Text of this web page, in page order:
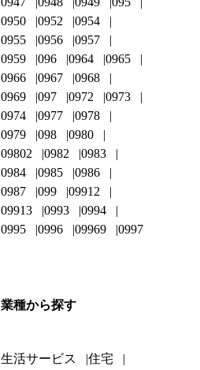
0950
0952
0954
0955
0956
0957
0959
096 0964
0965
0966
0967
0968
0969
097 0972
0973
0974
0977
0978
0979
098
0980
09802
0982
0983
0984
0985
0986
0987
099
09912
09913
0993
0994
0995
0996 09969 0997
業種から探す
生活サービス 住宅